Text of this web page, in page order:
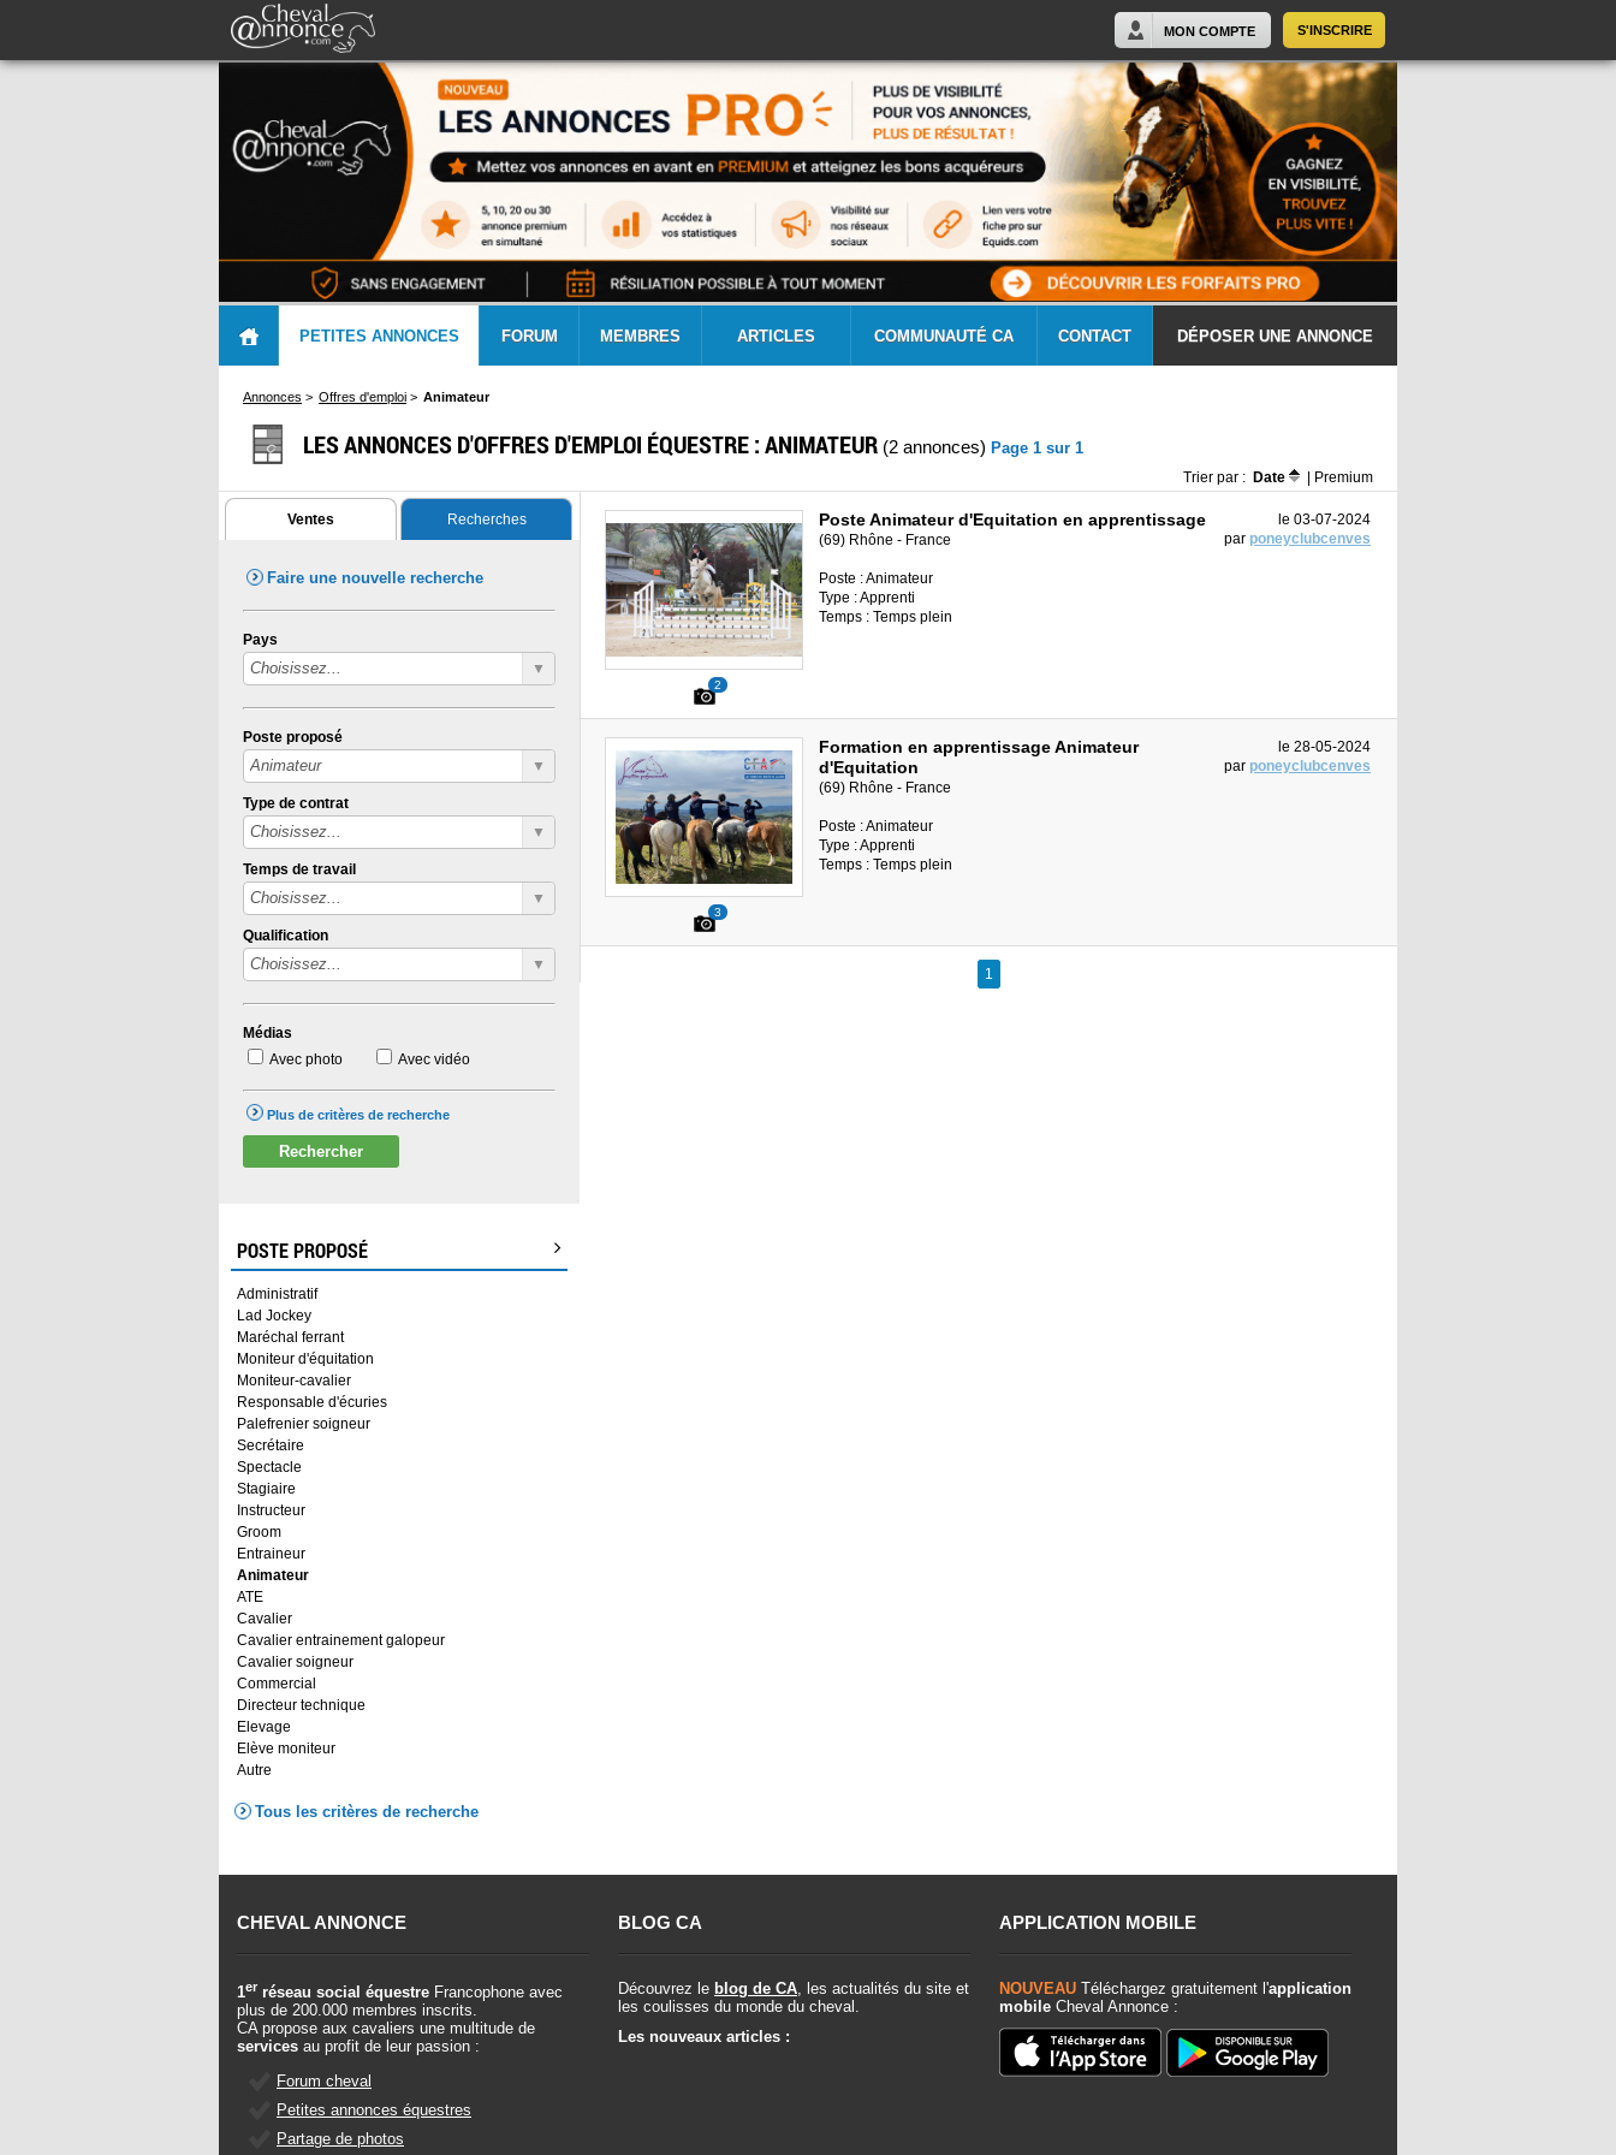
S'INSCRIRE
MON COMPTE
PETITES ANNONCES FORUM MEMBRES ARTICLES COMMUNAUTÉ CA CONTACT DÉPOSER UNE ANNONCE
Annonces > Offres d'emploi > Animateur
LES ANNONCES D'OFFRES D'EMPLOI ÉQUESTRE : ANIMATEUR (2 annonces) Page 1 sur 1
Trier par : Date Premium
Ventes Recherches
Faire une nouvelle recherche
Pays
Poste proposé
Type de contrat
Temps de travail
Qualification
Médias
Avec photo
Avec vidéo
Plus de critères de recherche
Rechercher
POSTE PROPOSÉ
Administratif
Lad Jockey
Maréchal ferrant
Moniteur d'équitation
Moniteur-cavalier
Responsable d'écuries
Palefrenier soigneur
Secrétaire
Spectacle
Stagiaire
Instructeur
Groom
Entraineur
Animateur
ATE
Cavalier
Cavalier entrainement galopeur
Cavalier soigneur
Commercial
Directeur technique
Elevage
Elève moniteur
Autre
Tous les critères de recherche
2
Poste Animateur d'Equitation en apprentissage
(69) Rhône - France
Poste : Animateur
Type : Apprenti
Temps : Temps plein
le 03-07-2024
par poneyclubcenves
3
Formation en apprentissage Animateur
d'Equitation
(69) Rhône - France
Poste : Animateur
Type : Apprenti
Temps : Temps plein
le 28-05-2024
par poneyclubcenves
1
CHEVAL ANNONCE
1er réseau social équestre Francophone avec
plus de 200.000 membres inscrits.
CA propose aux cavaliers une multitude de
services au profit de leur passion :
Forum cheval
Petites annonces équestres
Partage de photos
BLOG CA
Découvrez le blog de CA , les actualités du site et
les coulisses du monde du cheval.
Les nouveaux articles :
APPLICATION MOBILE
NOUVEAU Téléchargez gratuitement l'application
mobile Cheval Annonce :